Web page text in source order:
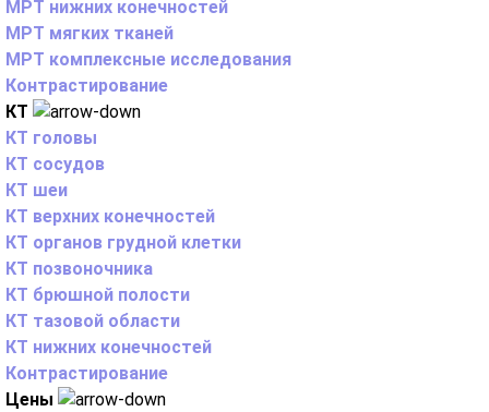
МРТ нижних конечностей
МРТ мягких тканей
МРТ комплексные исследования
Контрастирование
КТ
КТ головы
КТ сосудов
КТ шеи
КТ верхних конечностей
КТ органов грудной клетки
КТ позвоночника
КТ брюшной полости
КТ тазовой области
КТ нижних конечностей
Контрастирование
Цены